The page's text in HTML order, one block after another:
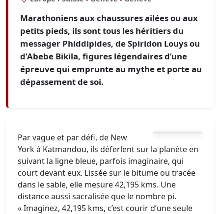
Marathoniens aux chaussures ailées ou aux
petits pieds, ils sont tous les héritiers du
messager Phiddipides, de Spiridon Louys ou
d’Abebe Bikila, figures légendaires d’une
épreuve qui emprunte au mythe et porte au
dépassement de soi.
Par vague et par défi, de New
York à Katmandou, ils déferlent sur la planète en
suivant la ligne bleue, parfois imaginaire, qui
court devant eux. Lissée sur le bitume ou tracée
dans le sable, elle mesure 42,195 kms. Une
distance aussi sacralisée que le nombre pi.
« Imaginez, 42,195 kms, c’est courir d’une seule